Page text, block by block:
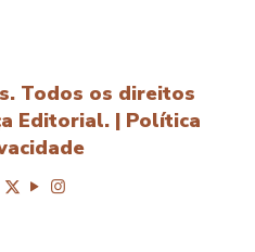
Todos os direitos
Editorial. | Política